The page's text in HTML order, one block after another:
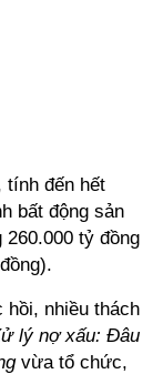
tính đến hết
bất động sản
tỷ đồng
hồi, nhiều thách
lý nợ xấu: Đâu
vừa tổ chức,